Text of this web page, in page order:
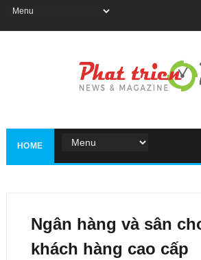
HOME
Ngân hàng và sân
khách hàng cao cấp